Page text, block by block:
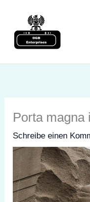
springen
springen
Porta magna
Schreibe einen